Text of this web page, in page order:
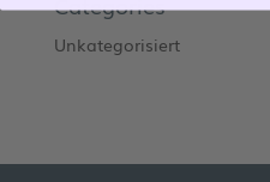
Unkategorisiert